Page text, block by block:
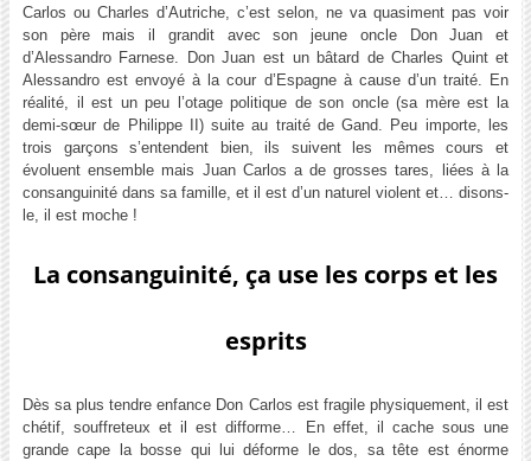
Carlos ou Charles d’Autriche, c’est selon, ne va quasiment pas voir
son père mais il grandit avec son jeune oncle Don Juan et
d’Alessandro Farnese. Don Juan est un bâtard de Charles Quint et
Alessandro est envoyé à la cour d’Espagne à cause d’un traité. En
réalité, il est un peu l’otage politique de son oncle (sa mère est la
demi-sœur de Philippe II) suite au traité de Gand. Peu importe, les
trois garçons s’entendent bien, ils suivent les mêmes cours et
évoluent ensemble mais Juan Carlos a de grosses tares, liées à la
consanguinité dans sa famille, et il est d’un naturel violent et… disons-
le, il est moche !
La consanguinité, ça use les corps et les
esprits
Dès sa plus tendre enfance Don Carlos est fragile physiquement, il est
chétif, souffreteux et il est difforme… En effet, il cache sous une
grande cape la bosse qui lui déforme le dos, sa tête est énorme